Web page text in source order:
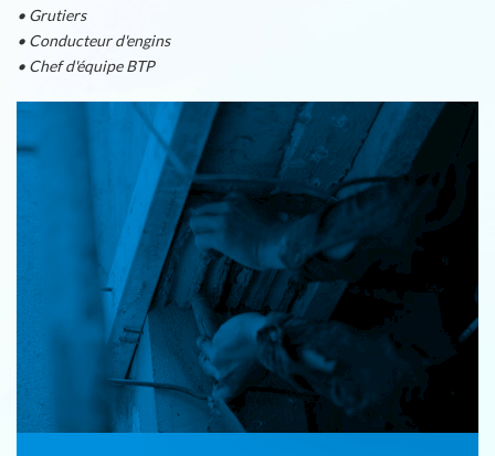
• Grutiers
• Conducteur d'engins
• Chef d'équipe BTP